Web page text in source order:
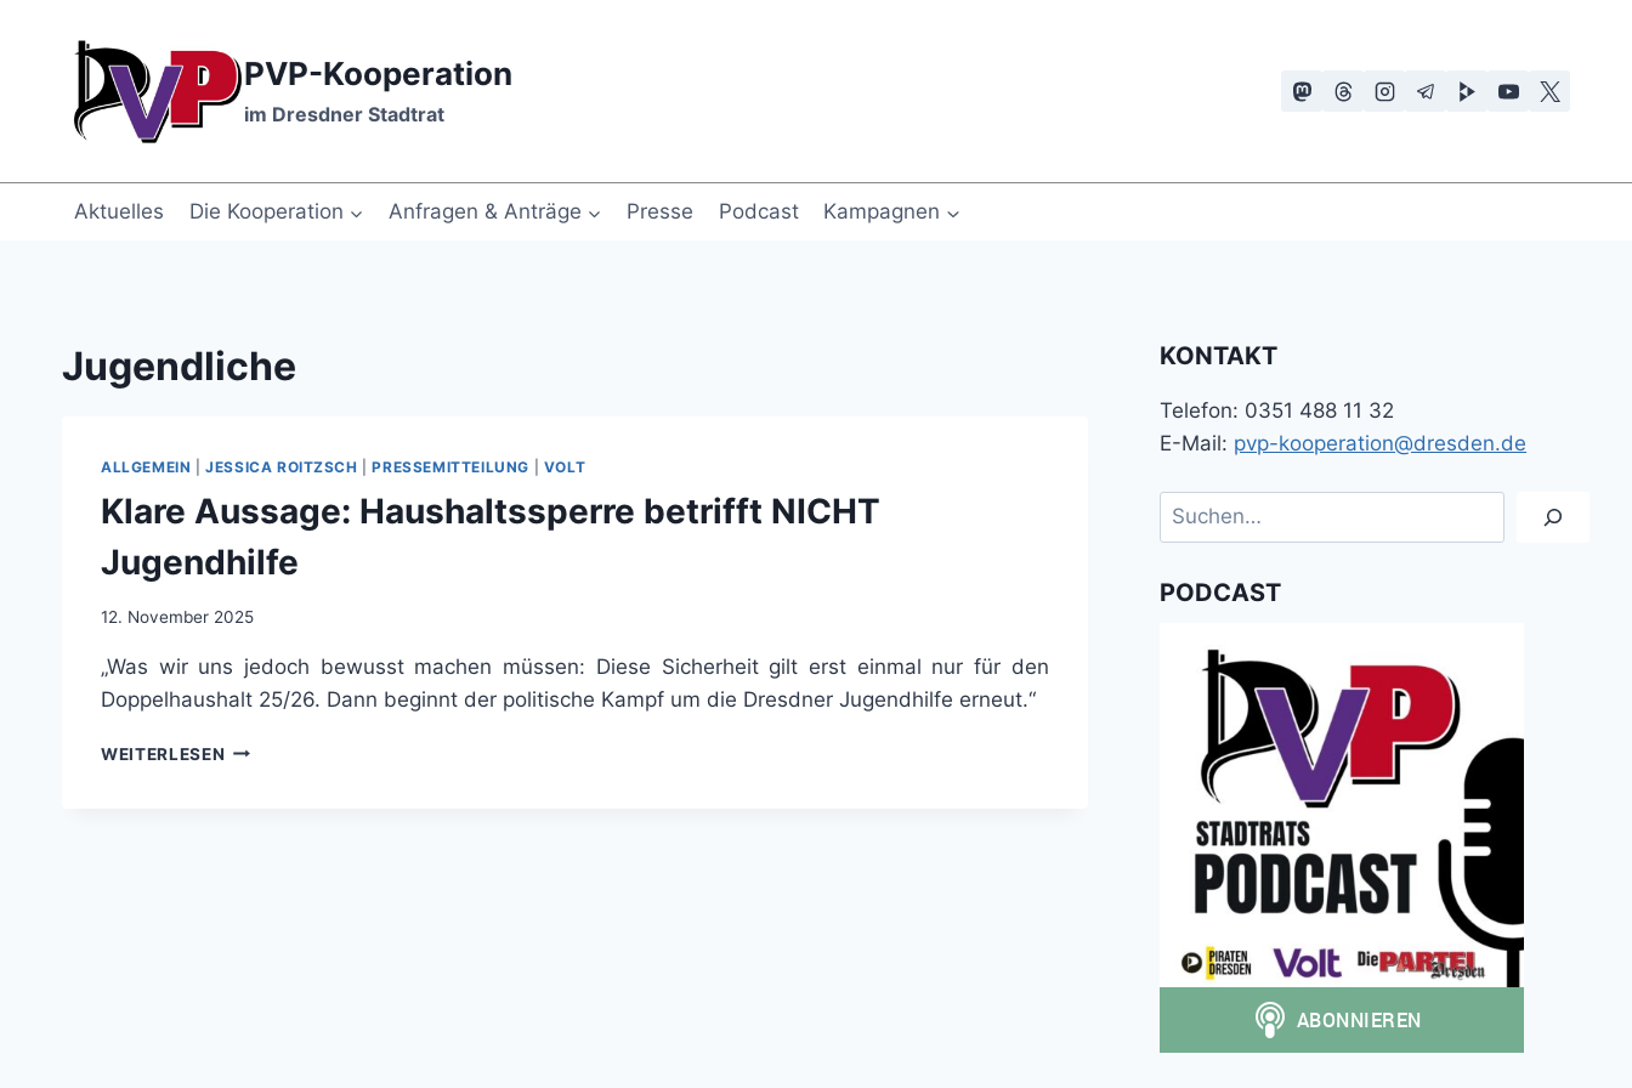
PVP-Kooperation
im Dresdner Stadtrat
Aktuelles Die Kooperation Anfragen & Anträge Presse Podcast Kampagnen
Jugendliche
ALLGEMEIN |JESSICA ROITZSCH |PRESSEMITTEILUNG VOLT
Klare Aussage: Haushaltssperre betrifft NICHT
Jugendhilfe
12. November 2025
„Was wir uns jedoch bewusst machen müssen: Diese Sicherheit gilt erst einmal nur für den
Doppelhaushalt 25/26. Dann beginnt der politische Kampf um die Dresdner Jugendhilfe erneut.“
WEITERLESEN KLARE
KONTAKT
Telefon: 0351 488 11 32
E-Mail: pvp-kooperation@dresden.de
Suchen
PODCAST